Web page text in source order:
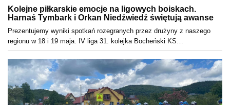
Kolejne piłkarskie emocje na ligowych boiskach.
Harnaś Tymbark i Orkan Niedźwiedź świętują awanse
Prezentujemy wyniki spotkań rozegranych przez drużyny z naszego
regionu w 18 i 19 maja. IV liga 31. kolejka Bocheński KS…